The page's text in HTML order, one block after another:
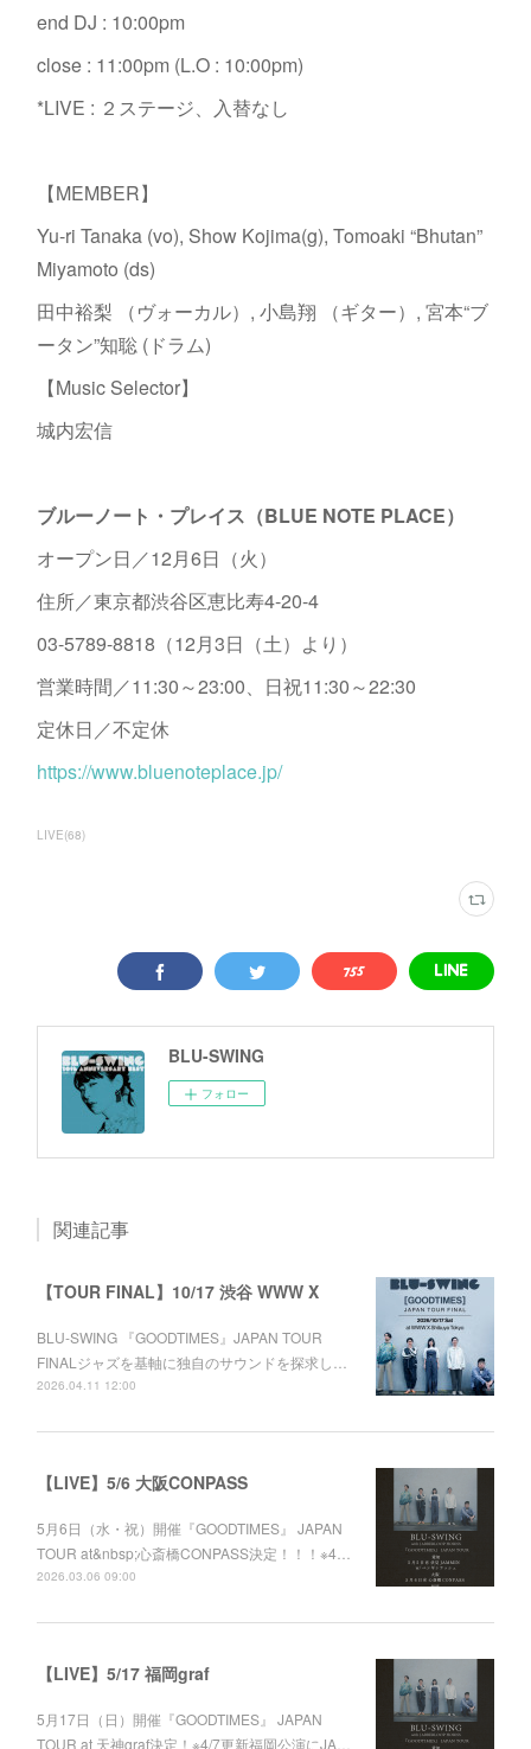
end DJ : 10:00pm
close : 11:00pm (L.O : 10:00pm)
*LIVE : ２ステージ、入替なし
【MEMBER】
Yu-ri Tanaka (vo), Show Kojima(g), Tomoaki “Bhutan”
Miyamoto (ds)
田中裕梨 （ヴォーカル）, 小島翔 （ギター）, 宮本“ブ
ータン”知聡 (ドラム)
【Music Selector】
城内宏信
ブルーノート・プレイス（BLUE NOTE PLACE）
オープン日／12月6日（火）
住所／東京都渋谷区恵比寿4-20-4
03-5789-8818（12月3日（土）より）
営業時間／11:30～23:00、日祝11:30～22:30
定休日／不定休
https://www.bluenoteplace.jp/
LIVE(68)
BLU-SWING
フォロー
関連記事
【TOUR FINAL】10/17 渋谷 WWW X
BLU-SWING 『GOODTIMES』JAPAN TOUR
FINALジャズを基軸に独自のサウンドを探求し…
2026.04.11 12:00
【LIVE】5/6 大阪CONPASS
5月6日（水・祝）開催『GOODTIMES』 JAPAN
TOUR at&nbsp;心斎橋CONPASS決定！！！※4…
2026.03.06 09:00
【LIVE】5/17 福岡graf
5月17日（日）開催『GOODTIMES』 JAPAN
TOUR at 天神graf決定！※4/7更新福岡公演にJA…